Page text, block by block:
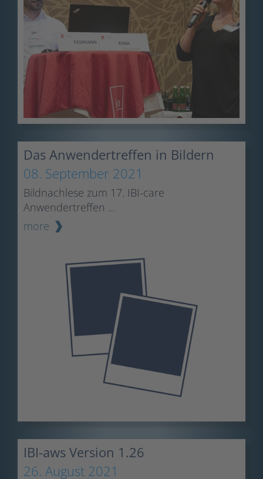
Das Anwendertreffen in Bildern
08. September 2021
Bildnachlese zum 17. IBI-care
Anwendertreffen ...
more
IBI-aws Version 1.26
26. August 2021